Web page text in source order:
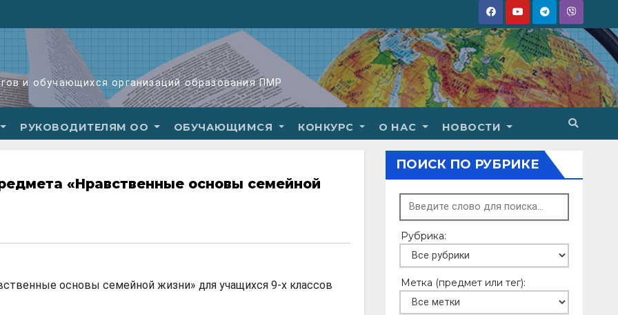
и обучающихся организаций образования ПМР
РУКОВОДИТЕЛЯМ ОО ОБУЧАЮЩИМСЯ КОНКУРС О НАС НОВОСТИ
«Нравственные основы семейной
основы семейной жизни» для учащихся 9-х классов
ПОИСК ПО РУБРИКЕ
Рубрика:
Метка (предмет или тег):